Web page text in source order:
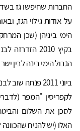
החברות שחיפשו גז
על אודות גילוי הגז,
בקיץ 2010
הגבול הימי בינה לבין
ביוני 2011
לקפריסין "המפר (לדברי
לסכן את השלום
האלו (יש להניח